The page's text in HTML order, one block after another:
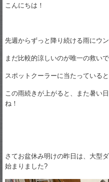
こんにちは！
先週からずっと降り続ける雨にウ
まだ比較的涼しいのが唯一の救いで
スポットクーラーに当たっている
この雨続きが上がると、また暑い
ね！
さてお盆休み明けの昨日は、大型
始まりました?